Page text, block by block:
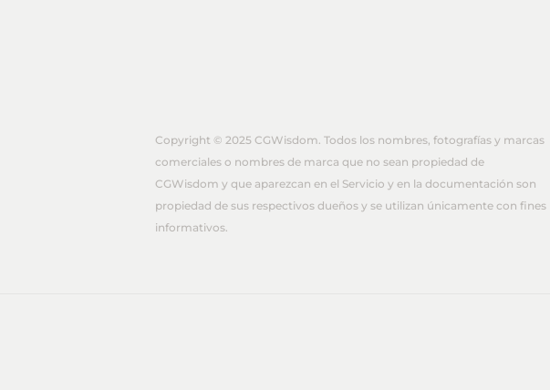
Copyright © 2025 CGWisdom. Todos los nombres, fotografías y marcas
comerciales o nombres de marca que no sean propiedad de
CGWisdom y que aparezcan en el Servicio y en la documentación son
propiedad de sus respectivos dueños y se utilizan únicamente con fines
informativos.